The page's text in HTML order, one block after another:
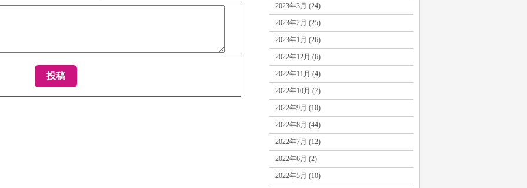
2023年3月 (24)
2023年2月 (25)
2023年1月 (26)
2022年12月 (6)
2022年11月 (4)
2022年10月 (7)
2022年9月 (10)
2022年8月 (44)
2022年7月 (12)
2022年6月 (2)
2022年5月 (10)